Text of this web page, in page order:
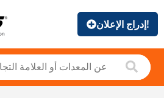
إدراج الإعلان!